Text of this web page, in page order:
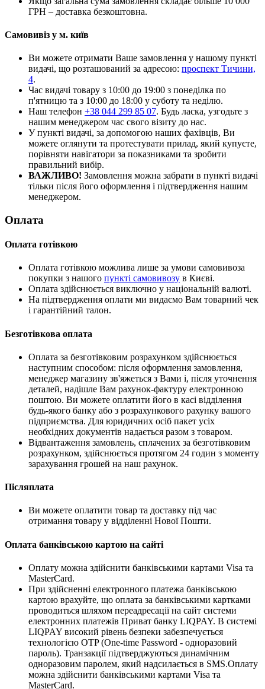
ГРН – доставка безкоштовна.
Самовивіз у м. київ
Ви можете отримати Ваше замовлення у нашому пункті
видачі, що розташований за адресою: проспект Тичини,
4.
Час видачі товару з 10:00 до 19:00 з понеділка по
п'ятницю та з 10:00 до 18:00 у суботу та неділю.
Наш телефон +38 044 299 85 07. Будь ласка, узгодьте з
нашим менеджером час свого візиту до нас.
У пункті видачі, за допомогою наших фахівців, Ви
можете оглянути та протестувати прилад, який купуєте,
порівняти навігатори за показниками та зробити
правильний вибір.
ВАЖЛИВО! Замовлення можна забрати в пункті видачі
тільки після його оформлення і підтвердження нашим
менеджером.
Оплата
Оплата готівкою
Оплата готівкою можлива лише за умови самовивоза
покупки з нашого пункті самовивозу в Києві.
Оплата здійснюється виключно у національній валюті.
На підтвердження оплати ми видаємо Вам товарний чек
і гарантійний талон.
Безготівкова оплата
Оплата за безготівковим розрахунком здійснюється
наступним способом: після оформлення замовлення,
менеджер магазину зв'яжеться з Вами і, після уточнення
деталей, надішле Вам рахунок-фактуру електронною
поштою. Ви можете оплатити його в касі відділення
будь-якого банку або з розрахункового рахунку вашого
підприємства. Для юридичних осіб пакет усіх
необхідних документів надається разом з товаром.
Відвантаження замовлень, сплачених за безготівковим
розрахунком, здійснюється протягом 24 годин з моменту
зарахування грошей на наш рахунок.
Післяплата
Ви можете оплатити товар та доставку під час
отримання товару у відділенні Нової Пошти.
Оплата банківською картою на сайті
Оплату можна здійснити банківськими картами Visa та
MasterCard.
При здійсненні електронного платежа банківською
картою врахуйте, що оплата за банківськими картками
проводиться шляхом переадресації на сайт системи
електронних платежів Приват банку LIQPAY. В системі
LIQPAY високий рівень безпеки забезпечується
технологією OTP (One-time Password - одноразовий
пароль). Транзакції підтверджуються динамічним
одноразовим паролем, який надсилається в SMS.Оплату
можна здійснити банківськими картами Visa та
MasterCard.